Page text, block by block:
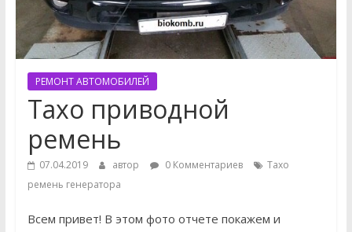
РЕМОНТ АВТОМОБИЛЕЙ
Тахо приводной
ремень
07.04.2019 автор 0 Комментариев
Тахо
ремень генератора
Всем привет! В этом фото отчете покажем и